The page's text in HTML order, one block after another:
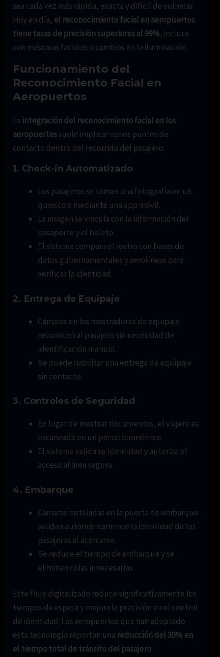
sea cada vez más rápida, exacta y difícil de vulnerar.
Hoy en día, el reconocimiento facial en aeropuertos
tiene tasas de precisión superiores al 99%, incluso
con máscaras faciales o cambios en la iluminación.
Funcionamiento del
Reconocimiento Facial en
Aeropuertos
La integración del reconocimiento facial en los
aeropuertossuele implicar varios puntos de
contacto dentro del recorrido del pasajero:
1. Check-in Automatizado
Los pasajeros se toman una fotografía en un
quiosco o mediante una app móvil.
La imagen se vincula con la información del
pasaporte y el boleto.
El sistema compara el rostro con bases de
datos gubernamentales y aerolíneas para
verificar la identidad.
2. Entrega de Equipaje
Cámaras en los mostradores de equipaje
reconocen al pasajero sin necesidad de
identificación manual.
Se puede habilitar una entrega de equipaje
sin contacto.
3. Controles de Seguridad
En lugar de mostrar documentos, el viajero es
escaneado en un portal biométrico.
El sistema valida su identidad y autoriza el
acceso al área segura.
4. Embarque
Cámaras instaladas en la puerta de embarque
validan automáticamente la identidad de los
pasajeros al acercarse.
Se reduce el tiempo de embarque y se
eliminan colas innecesarias.
Este flujo digitalizado reduce significativamente los
tiempos de espera y mejora la precisión en el control
de identidad. Los aeropuertos que han adoptado
esta tecnología reportan una reducción del 30% en
el tiempo total de tránsito del pasajero.